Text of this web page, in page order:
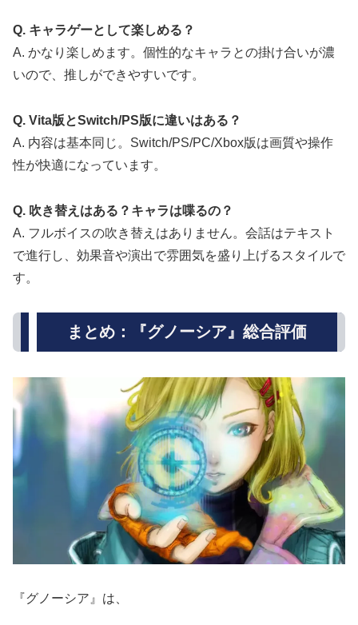
Q. キャラゲーとして楽しめる？
A. かなり楽しめます。個性的なキャラとの掛け合いが濃
いので、推しができやすいです。
Q. Vita版とSwitch/PS版に違いはある？
A. 内容は基本同じ。Switch/PS/PC/Xbox版は画質や操作
性が快適になっています。
Q. 吹き替えはある？キャラは喋るの？
A. フルボイスの吹き替えはありません。会話はテキスト
で進行し、効果音や演出で雰囲気を盛り上げるスタイルで
す。
まとめ：『グノーシア』総合評価
『グノーシア』は、